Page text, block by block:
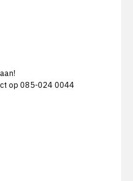
op 085-024 0044